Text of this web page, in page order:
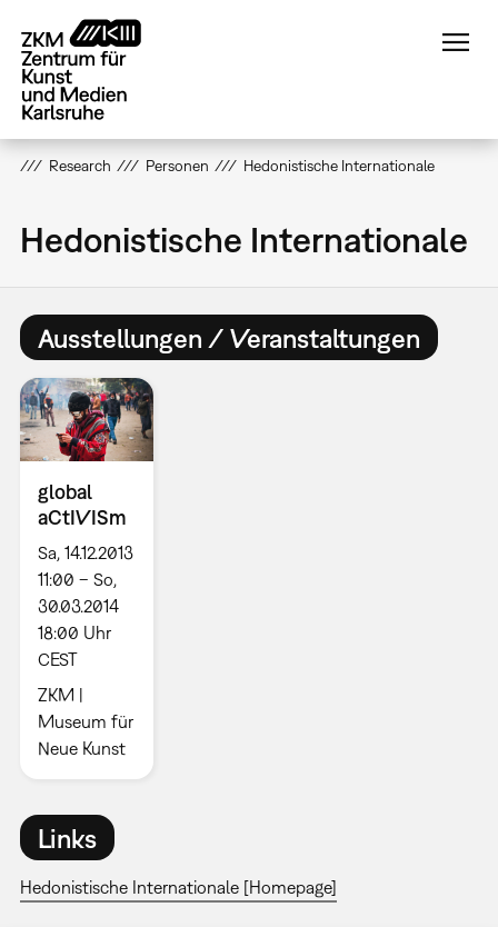
zum
Inhalt
Research Personen Hedonistische Internationale
Hedonistische Internationale
Ausstellungen / Veranstaltungen
global
aCtIVISm
Sa, 14.12.2013
11:00 – So,
30.03.2014
18:00 Uhr
CEST
ZKM |
Museum für
Neue Kunst
Links
Hedonistische Internationale [Homepage]